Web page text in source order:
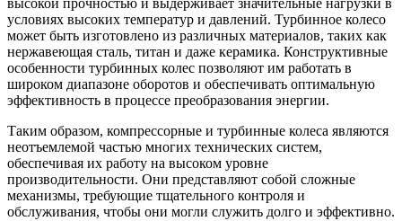
высокой прочностью и выдерживает значительные нагрузки в
условиях высоких температур и давлений. Турбинное колесо
может быть изготовлено из различных материалов, таких как
нержавеющая сталь, титан и даже керамика. Конструктивные
особенности турбинных колес позволяют им работать в
широком диапазоне оборотов и обеспечивать оптимальную
эффективность в процессе преобразования энергии.
Таким образом, компрессорные и турбинные колеса являются
неотъемлемой частью многих технических систем,
обеспечивая их работу на высоком уровне
производительности. Они представляют собой сложные
механизмы, требующие тщательного контроля и
обслуживания, чтобы они могли служить долго и эффективно.